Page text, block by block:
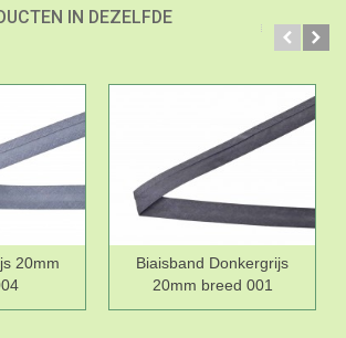
IN DEZELFDE
20mm
Biaisband Donkergrijs
20mm breed 001